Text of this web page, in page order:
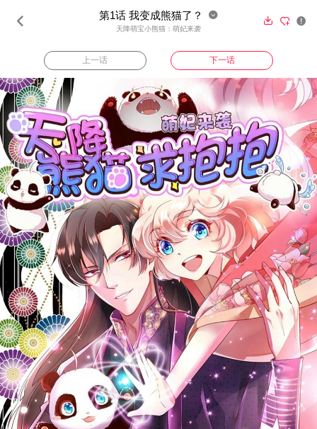
 第1话 我变成熊猫了？ 
天降萌宝小熊猫：萌妃来袭
  
上一话 下一话